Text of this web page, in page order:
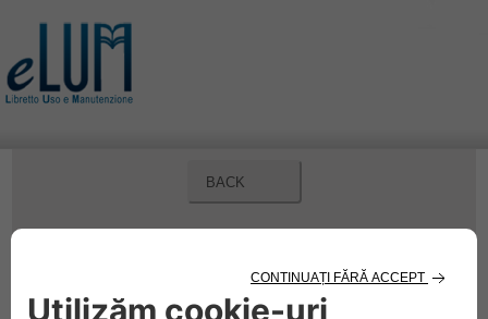
BACK
ÎNREGISTREAZĂ-TE LA eLUM